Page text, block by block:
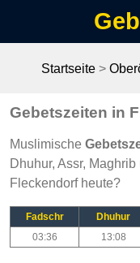
Startseite >
Gebetszeiten in
Muslimische
Dhuhur, Assr,
Fleckendorf heute?
Fadschr Dhuhur
03:36
13:08